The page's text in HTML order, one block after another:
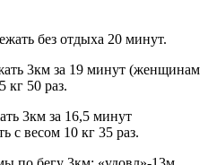
без отдыха 20 минут.
3км за 19 минут (женщинам
кг 50 раз.
3км за 16,5 минут
с весом 10 кг 35 раз.